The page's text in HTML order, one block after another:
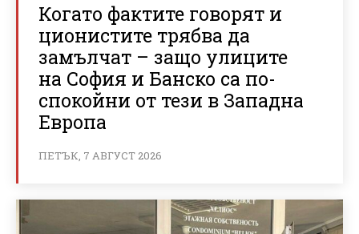
Когато фактите говорят и
ционистите трябва да
замълчат – защо улиците
на София и Банско са по-
спокойни от тези в Западна
Европа
ПЕТЪК, 7 АВГУСТ 2026